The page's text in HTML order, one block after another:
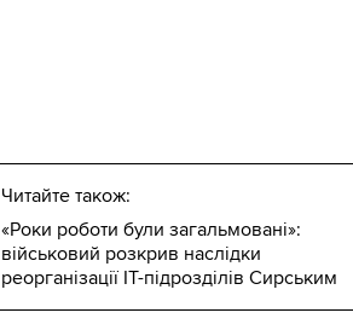
Читайте також:
«Роки роботи були загальмовані»:
військовий розкрив наслідки
реорганізації IT-підрозділів Сирським